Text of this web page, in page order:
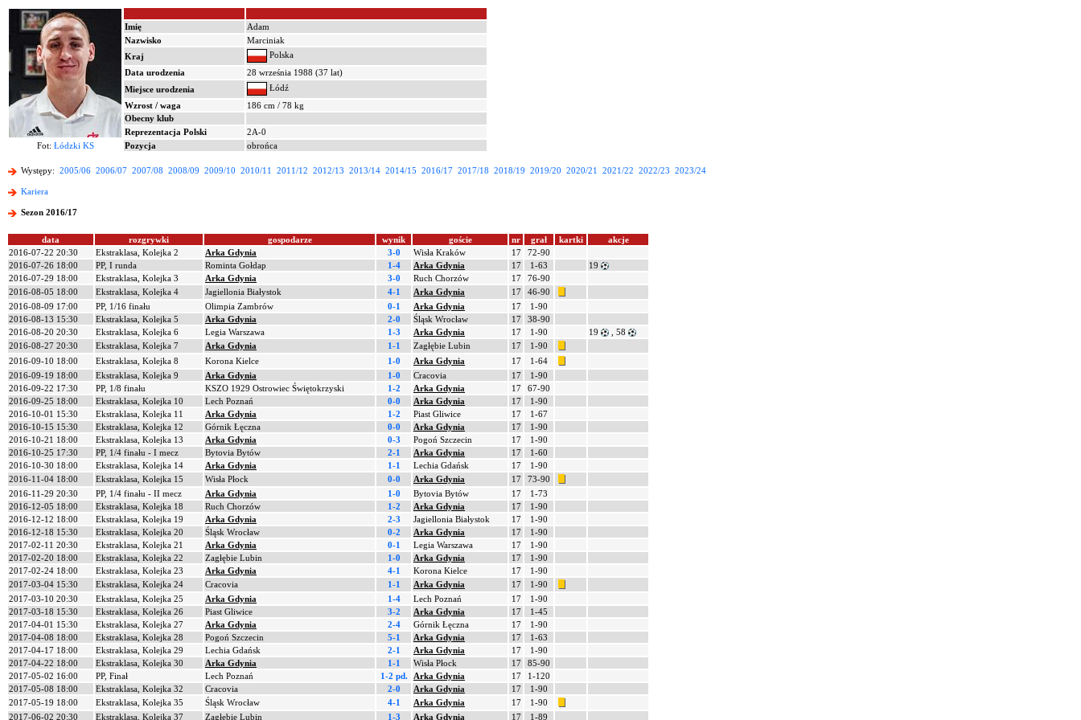
Imię
Adam
Nazwisko
Marciniak
Kraj
Polska
Data urodzenia
28 września 1988 (37 lat)
Miejsce urodzenia
Łódź
Wzrost / waga
186 cm / 78 kg
Obecny klub
Reprezentacja Polski
2A-0
Fot: Łódzki KS Pozycja obrońca
Występy: 2005/06 2006/07 2007/08 2008/09 2009/10 2010/11 2011/12 2012/13 2013/14 2014/15 2016/17 2017/18 2018/19 2019/20 2020/21 2021/22 2022/23 2023/24
Kariera
Sezon 2016/17
data rozgrywki gospodarze wynik goście nr grał kartki
akcje
2016-07-22 20:30
Ekstraklasa, Kolejka 2 Arka Gdynia 3-0 Wisła Kraków 17
72-90
2016-07-26 18:00
PP, I runda Rominta Gołdap 1-4 Arka Gdynia 17 1-63
19
2016-07-29 18:00
Ekstraklasa, Kolejka 3 Arka Gdynia 3-0 Ruch Chorzów 17
76-90
2016-08-05 18:00
Ekstraklasa, Kolejka 4 Jagiellonia Białystok 4-1 Arka Gdynia 17
46-90
2016-08-09 17:00
PP, 1/16 finału Olimpia Zambrów 0-1 Arka Gdynia 17
1-90
2016-08-13 15:30
Ekstraklasa, Kolejka 5 Arka Gdynia 2-0 Śląsk Wrocław 17
38-90
2016-08-20 20:30
Ekstraklasa, Kolejka 6 Legia Warszawa 1-3 Arka Gdynia 17 1-90 19
, 58
2016-08-27 20:30
Ekstraklasa, Kolejka 7 Arka Gdynia 1-1 Zagłębie Lubin 17
1-90
2016-09-10 18:00
Ekstraklasa, Kolejka 8 Korona Kielce 1-0 Arka Gdynia 17
1-64
2016-09-19 18:00
Ekstraklasa, Kolejka 9 Arka Gdynia 1-0 Cracovia 17
1-90
2016-09-22 17:30
PP, 1/8 finału KSZO 1929 Ostrowiec Świętokrzyski 1-2 Arka Gdynia 17
67-90
2016-09-25 18:00
Ekstraklasa, Kolejka 10 Lech Poznań 0-0 Arka Gdynia 17
1-90
2016-10-01 15:30
Ekstraklasa, Kolejka 11 Arka Gdynia 1-2 Piast Gliwice 17
1-67
2016-10-15 15:30
Ekstraklasa, Kolejka 12 Górnik Łęczna 0-0 Arka Gdynia 17
1-90
2016-10-21 18:00
Ekstraklasa, Kolejka 13 Arka Gdynia 0-3 Pogoń Szczecin 17
1-90
2016-10-25 17:30
PP, 1/4 finału - I mecz Bytovia Bytów 2-1 Arka Gdynia 17
1-60
2016-10-30 18:00
Ekstraklasa, Kolejka 14 Arka Gdynia 1-1 Lechia Gdańsk 17
1-90
2016-11-04 18:00
Ekstraklasa, Kolejka 15 Wisła Płock 0-0 Arka Gdynia 17
73-90
2016-11-29 20:30
PP, 1/4 finału - II mecz Arka Gdynia 1-0 Bytovia Bytów 17
1-73
2016-12-05 18:00
Ekstraklasa, Kolejka 18 Ruch Chorzów 1-2 Arka Gdynia 17
1-90
2016-12-12 18:00
Ekstraklasa, Kolejka 19 Arka Gdynia 2-3 Jagiellonia Białystok 17
1-90
2016-12-18 15:30
Ekstraklasa, Kolejka 20 Śląsk Wrocław 0-2 Arka Gdynia 17
1-90
2017-02-11 20:30
Ekstraklasa, Kolejka 21 Arka Gdynia 0-1 Legia Warszawa 17
1-90
2017-02-20 18:00
Ekstraklasa, Kolejka 22 Zagłębie Lubin 1-0 Arka Gdynia 17
1-90
2017-02-24 18:00
Ekstraklasa, Kolejka 23 Arka Gdynia 4-1 Korona Kielce 17
1-90
2017-03-04 15:30
Ekstraklasa, Kolejka 24 Cracovia 1-1 Arka Gdynia 17
1-90
2017-03-10 20:30
Ekstraklasa, Kolejka 25 Arka Gdynia 1-4 Lech Poznań 17
1-90
2017-03-18 15:30
Ekstraklasa, Kolejka 26 Piast Gliwice 3-2 Arka Gdynia 17
1-45
2017-04-01 15:30
Ekstraklasa, Kolejka 27 Arka Gdynia 2-4 Górnik Łęczna 17
1-90
2017-04-08 18:00
Ekstraklasa, Kolejka 28 Pogoń Szczecin 5-1 Arka Gdynia 17
1-63
2017-04-17 18:00
Ekstraklasa, Kolejka 29 Lechia Gdańsk 2-1 Arka Gdynia 17
1-90
2017-04-22 18:00
Ekstraklasa, Kolejka 30 Arka Gdynia 1-1 Wisła Płock 17
85-90
2017-05-02 16:00
PP, Finał Lech Poznań 1-2 pd. Arka Gdynia 17
1-120
2017-05-08 18:00
Ekstraklasa, Kolejka 32 Cracovia 2-0 Arka Gdynia 17
1-90
2017-05-19 18:00
Ekstraklasa, Kolejka 35 Śląsk Wrocław 4-1 Arka Gdynia 17
1-90
2017-06-02 20:30
Ekstraklasa, Kolejka 37 Zagłębie Lubin 1-3 Arka Gdynia 17 1-89